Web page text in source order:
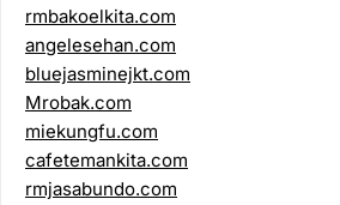
rmbakoelkita.com
angelesehan.com
bluejasminejkt.com
Mrobak.com
miekungfu.com
cafetemankita.com
rmjasabundo.com